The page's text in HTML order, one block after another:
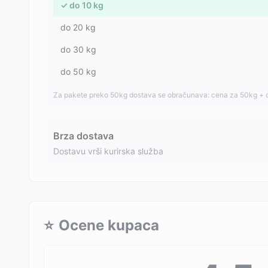
✓ do 10 kg
do 20 kg
do 30 kg
do 50 kg
Za pakete preko 50kg dostava se obračunava: cena za 50kg +
Brza dostava
Dostavu vrši kurirska služba
⭐ Ocene kupaca